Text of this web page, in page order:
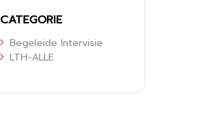
CATEGORIE
Begeleide Intervisie
LTH-ALLE